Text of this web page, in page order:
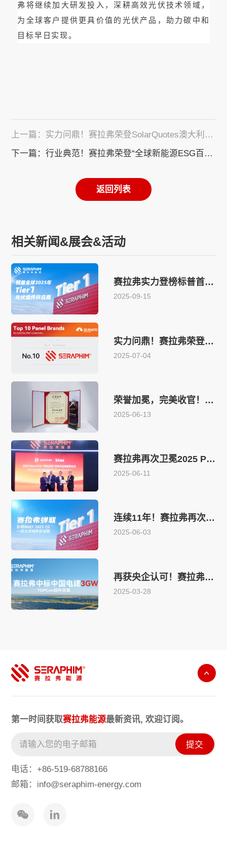
弗将继续加大研发投入，深耕高效光伏技术领域，
为全球客户提供更具价值的光伏产品，助力碳中和
目标早日实现。
上一篇：实力问鼎！赛拉弗荣登SolarQuotes澳大利亚光伏组件品牌Top 10榜单
下一篇：行业典范！赛拉弗荣登“全球新能源ESG百强榜”
返回列表
相关新闻&展会&活动
赛拉弗实力登榜标普首届Tier 1光伏组件供应商
2025-09-15
实力问鼎！赛拉弗荣登SolarQuotes澳大利亚光伏组件品牌Top 10榜单
2025-07-04
荣誉加冕，完美收官！赛拉弗获评SNEC十大亮点“吉瓦级金奖”
2025-06-13
赛拉弗再次卫冕2025 PVEL“最佳表现”组件供应商
2025-06-11
连续11年！赛拉弗再次蝉联彭博BNEF Tier 1榜单
2025-06-03
再获央企认可！赛拉弗中标中国电建3GW TOPCon组件采集项目
2025-03-28
第一时间获取赛拉弗能源最新资讯, 欢迎订阅。
提交
电话：+86-519-68788166
邮箱：info@seraphim-energy.com